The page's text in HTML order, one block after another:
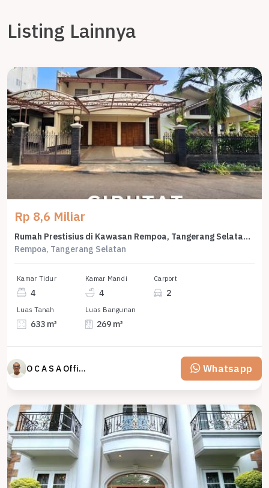
Listing Lainnya
Rp 8,6 Miliar
Rumah Prestisius di Kawasan Rempoa, Tangerang Selatan, LB 269m², Harga 8,6 Miliar
Rempoa, Tangerang Selatan
Kamar Tidur
4
Kamar Mandi
4
Carport
2
Luas Tanah
633 m²
Luas Bangunan
269 m²
O C A S A Official property perfected Whatsapp